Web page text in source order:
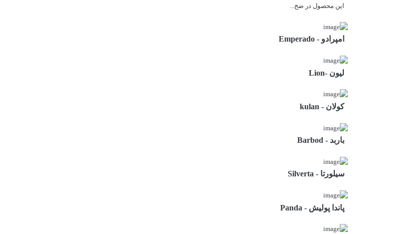
این محصول در ضخ...
امپرادو - Emperado
لیون -Lion
کولان - kulan
باربد - Barbod
سیلورتا - Silverta
پاندا پولیش - Panda